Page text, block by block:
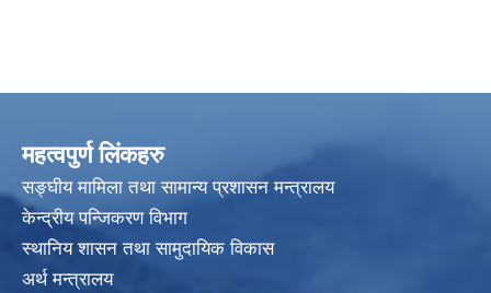
महत्वपुर्ण लिंकहरु
सङ्घीय मामिला तथा सामान्य प्रशासन मन्त्रालय
केन्द्रीय पन्जिकरण विभाग
स्थानिय शासन तथा सामुदायिक विकास
अर्थ मन्त्रालय